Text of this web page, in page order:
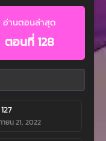
อ่านตอนล่าสุด
ตอนที่ 128
ยน 21, 2022